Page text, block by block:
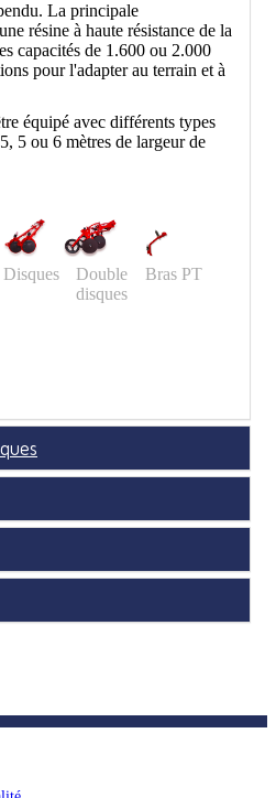
La principale
résine à haute résistance de la
capacités de 1.600 ou 2.000
pour l'adapter au terrain et à
équipé avec différents types
5 ou 6 mètres de largeur de
Disques
Double
disques
Bras PT